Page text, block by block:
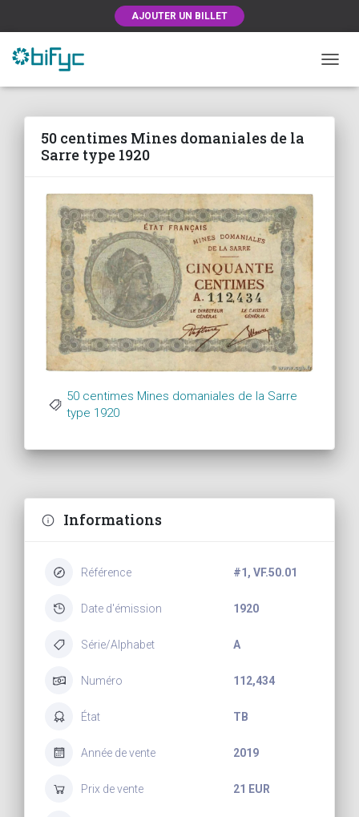
AJOUTER UN BILLET
50 centimes Mines domaniales de la
Sarre type 1920
50 centimes Mines domaniales de la Sarre
type 1920
Informations
Référence #1, VF.50.01
Date d'émission 1920
Série/Alphabet A
Numéro 112,434
État TB
Année de vente 2019
Prix de vente 21 EUR